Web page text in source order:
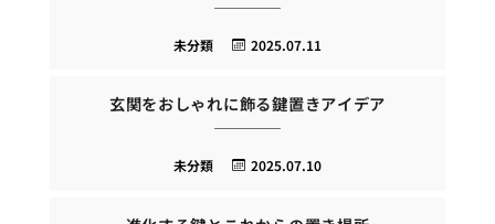
2025.07.11
未分類
玄関をおしゃれに飾る鍵置きアイデア
2025.07.10
未分類